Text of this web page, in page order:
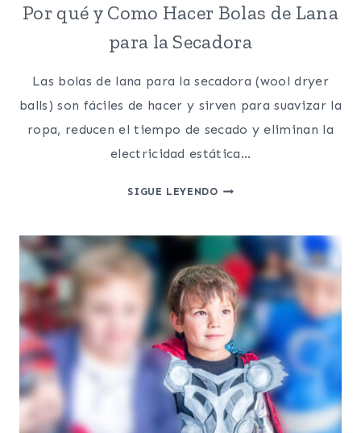
Por qué y Como Hacer Bolas de Lana
para la Secadora
Las bolas de lana para la secadora (wool dryer
balls) son fáciles de hacer y sirven para suavizar la
ropa, reducen el tiempo de secado y eliminan la
electricidad estática…
SIGUE LEYENDOPOR
HACER
BOLAS
DE
LANA
PARA
LA
SECADORA